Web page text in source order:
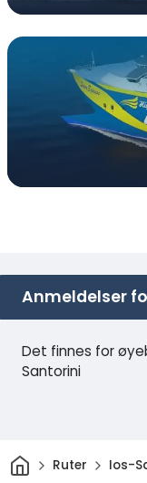
Anmeldelser
Det finnes for
Santorini
HjemRuter Ios-